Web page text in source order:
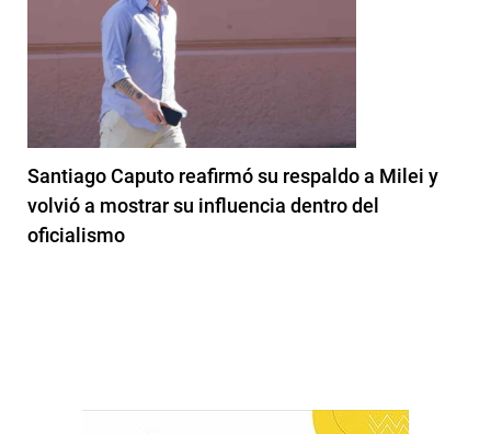
Santiago Caputo reafirmó su respaldo a Milei y
volvió a mostrar su influencia dentro del
oficialismo